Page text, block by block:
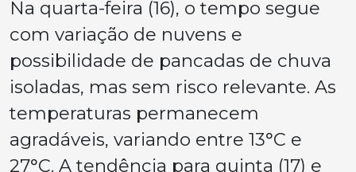
Na quarta-feira (16), o tempo segue
com variação de nuvens e
possibilidade de pancadas de chuva
isoladas, mas sem risco relevante. As
temperaturas permanecem
agradáveis, variando entre 13°C e
27°C. A tendência para quinta (17) e